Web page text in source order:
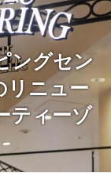
ングセン
リニュー
ティーゾ